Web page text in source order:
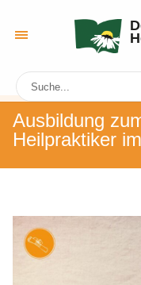
Ausbildung
Heilpraktiker